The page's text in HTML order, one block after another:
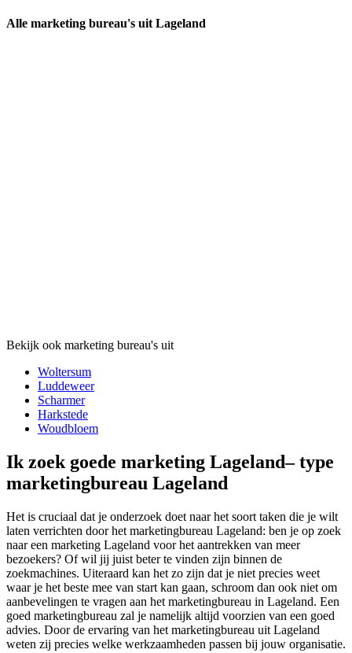
Alle marketing bureau's uit Lageland
Bekijk ook marketing bureau's uit
Woltersum
Luddeweer
Scharmer
Harkstede
Woudbloem
Ik zoek goede marketing Lageland– type
marketingbureau Lageland
Het is cruciaal dat je onderzoek doet naar het soort taken die je wilt
laten verrichten door het marketingbureau Lageland: ben je op zoek
naar een marketing Lageland voor het aantrekken van meer
bezoekers? Of wil jij juist beter te vinden zijn binnen de
zoekmachines. Uiteraard kan het zo zijn dat je niet precies weet
waar je het beste mee van start kan gaan, schroom dan ook niet om
aanbevelingen te vragen aan het marketingbureau in Lageland. Een
goed marketingbureau zal je namelijk altijd voorzien van een goed
advies. Door de ervaring van het marketingbureau uit Lageland
weten zij precies welke werkzaamheden passen bij jouw organisatie.